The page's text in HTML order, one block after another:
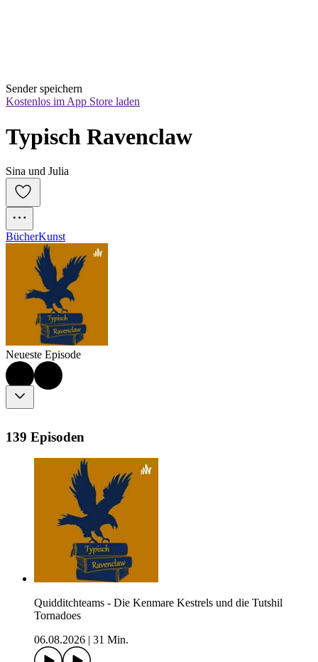
Sender speichern
Kostenlos im App Store laden
Typisch Ravenclaw
Sina und Julia
BücherKunst
Neueste Episode
139 Episoden
Quidditchteams - Die Kenmare Kestrels und die Tutshil
Tornadoes
06.08.2026
31 Min.